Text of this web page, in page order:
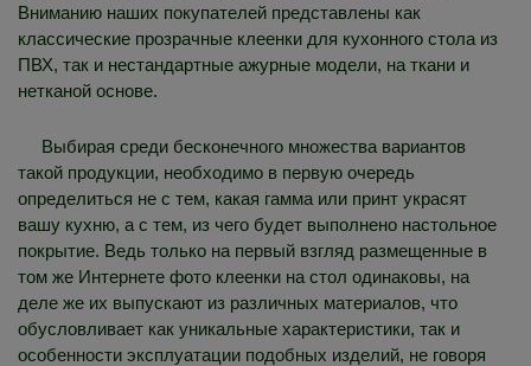
Вниманию наших покупателей представлены как
классические прозрачные клеенки для кухонного стола из
ПВХ, так и нестандартные ажурные модели, на ткани и
нетканой основе.
Выбирая среди бесконечного множества вариантов
такой продукции, необходимо в первую очередь
определиться не с тем, какая гамма или принт украсят
вашу кухню, а с тем, из чего будет выполнено настольное
покрытие. Ведь только на первый взгляд размещенные в
том же Интернете фото клеенки на стол одинаковы, на
деле же их выпускают из различных материалов, что
обусловливает как уникальные характеристики, так и
особенности эксплуатации подобных изделий, не говоря